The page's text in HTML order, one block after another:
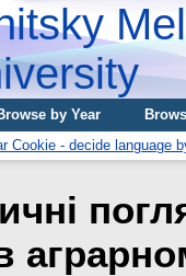
by Year